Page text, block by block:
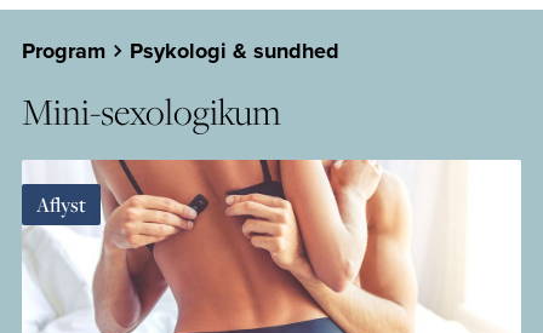
Program Psykologi & sundhed
Mini-sexologikum
Aflyst